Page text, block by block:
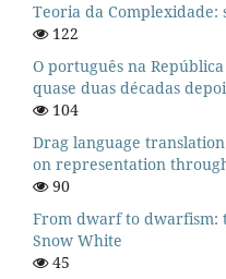
Teoria da Complexidade:
122
O português na
quase duas décadas
104
Drag language translation
on representation
90
From dwarf to dwarfism:
Snow White
45